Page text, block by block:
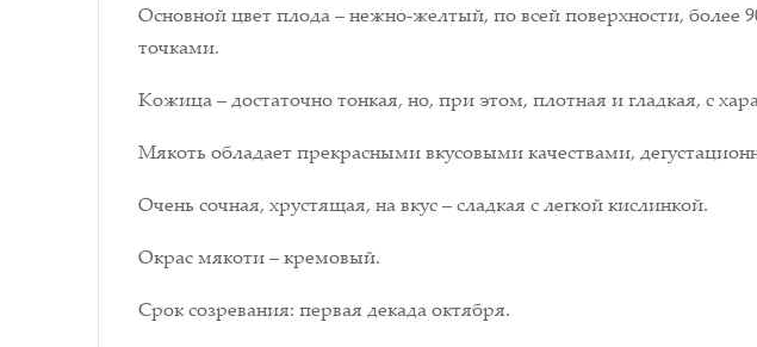
Основной цвет плода – нежно-желтый, по всей поверхности,
точками.
Кожица – достаточно тонкая, но, при этом, плотная и гладкая, с
Мякоть обладает прекрасными вкусовыми качествами,
Очень сочная, хрустящая, на вкус – сладкая с легкой кислинкой.
Окрас мякоти – кремовый.
Срок созревания: первая декада октября.